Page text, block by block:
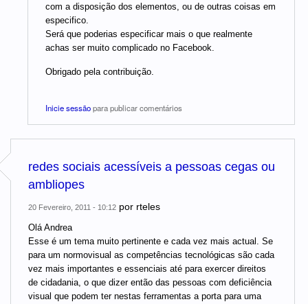
com a disposição dos elementos, ou de outras coisas em
especifico.
Será que poderias especificar mais o que realmente
achas ser muito complicado no Facebook.
Obrigado pela contribuição.
Inicie sessãopara publicar comentários
redes sociais acessíveis a pessoas cegas ou
ambliopes
20 Fevereiro, 2011 - 10:12 por rteles
Olá Andrea
Esse é um tema muito pertinente e cada vez mais actual. Se
para um normovisual as competências tecnológicas são cada
vez mais importantes e essenciais até para exercer direitos
de cidadania, o que dizer então das pessoas com deficiência
visual que podem ter nestas ferramentas a porta para uma